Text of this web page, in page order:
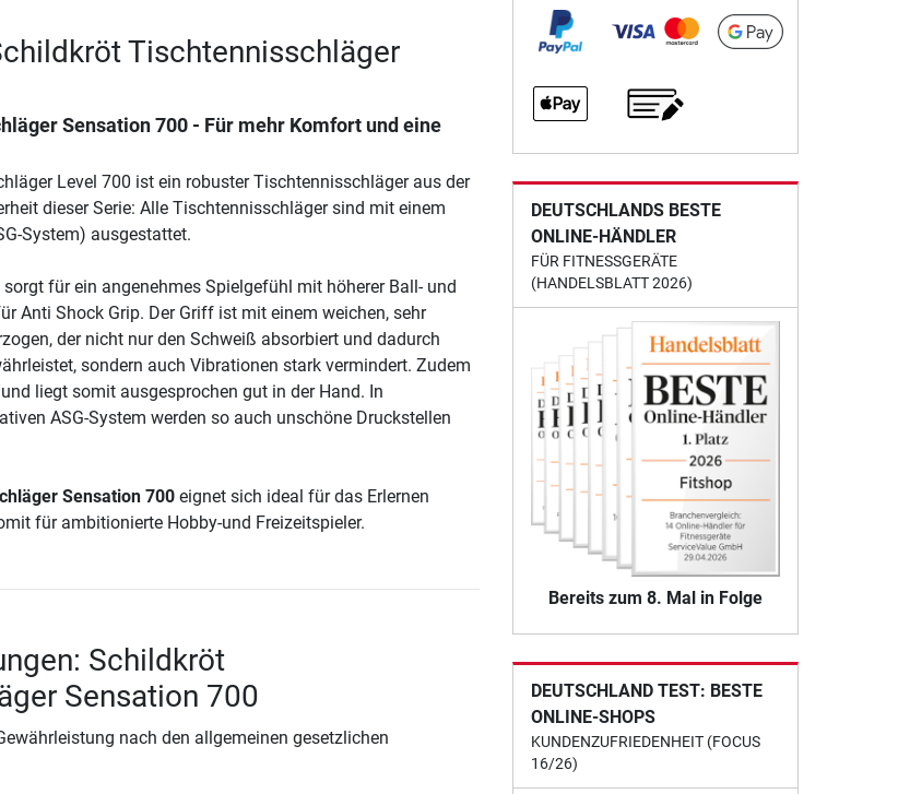
Tischtennisschläger
Sensation 700 - Für mehr Komfort und eine
Level 700 ist ein robuster Tischtennisschläger aus der
dieser Serie: Alle Tischtennisschläger sind mit einem
System) ausgestattet.
für ein angenehmes Spielgefühl mit höherer Ball- und
Anti Shock Grip. Der Griff ist mit einem weichen, sehr
der nicht nur den Schweiß absorbiert und dadurch
sondern auch Vibrationen stark vermindert. Zudem
liegt somit ausgesprochen gut in der Hand. In
ASG-System werden so auch unschöne Druckstellen
Sensation 700eignet sich ideal für das Erlernen
für ambitionierte Hobby-und Freizeitspieler.
Schildkröt
Sensation 700
nach den allgemeinen gesetzlichen
DEUTSCHLANDS BESTE
ONLINE-HÄNDLER
FÜR FITNESSGERÄTE
(HANDELSBLATT 2026)
Bereits zum 8. Mal in Folge
DEUTSCHLAND TEST: BESTE
ONLINE-SHOPS
KUNDENZUFRIEDENHEIT (FOCUS
16/26)